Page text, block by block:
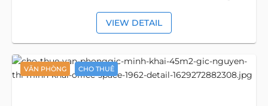
VIEW DETAIL
VĂN PHÒNG CHO THUÊ